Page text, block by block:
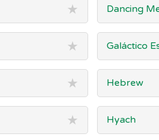
★ Dancing
★ Galáctico
★ Hebrew
★ Hyach